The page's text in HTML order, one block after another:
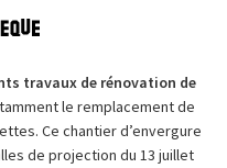
travaux de rénovation de
le remplacement de
Ce chantier d’envergure
de projection du 13 juillet